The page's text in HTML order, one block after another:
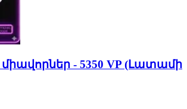
- 5350 VP (Լատամի